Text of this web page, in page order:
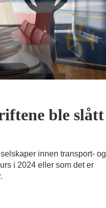
ble slått
innen transport- og
i 2024 eller som det er